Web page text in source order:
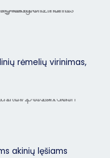
rėmelių virinimas,
akinių lęšiams